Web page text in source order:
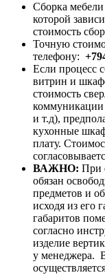
Сборка
которой
стоимость
Точную
телефону:
Если процесс
витрин и
стоимость
коммуникации
и т.д),
кухонные
плату.
ВАЖНО: При
обязан
предметов и
исходя из его
габаритов
согласно
изделие
у менеджера.